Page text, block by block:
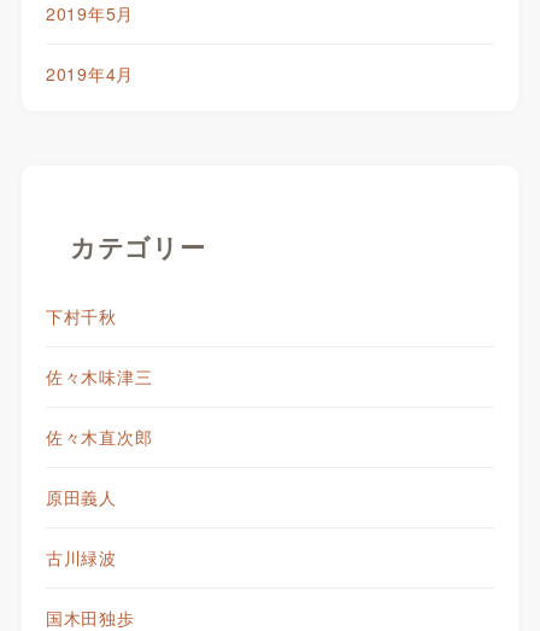
2019年5月
2019年4月
カテゴリー
下村千秋
佐々木味津三
佐々木直次郎
原田義人
古川緑波
国木田独歩